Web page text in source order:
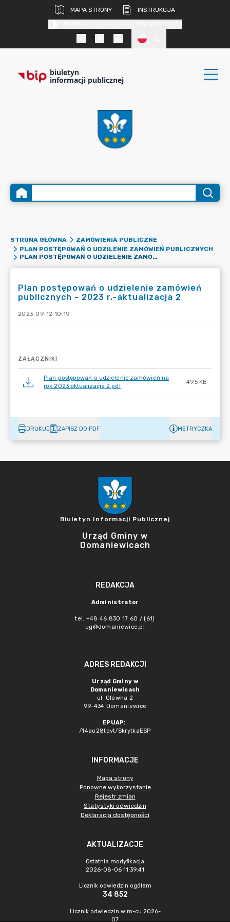
MAPA STRONY
INSTRUKCJA
biuletyn
informacji publicznej
STRONA GŁÓWNA
ZAMÓWIENIA PUBLICZNE
PLAN POSTĘPOWAŃ O UDZILENIE ZAMÓWIEŃ PUBLICZNYCH
PLAN POSTĘPOWAŃ O UDZIELENIE ZAMÓWIEŃ PUBLICZNYCH - 2023 R.-AKTUALIZACJA 2
Plan postępowań o udzielenie zamówień
publicznych - 2023 r.-aktualizacja 2
2023-09-12 10:19
ZAŁĄCZNIKI
Plan postępowań o udzielenie zamówień na
rok 2023 aktualizacja 2.pdf
49.5 KB
DRUKUJ ZAPISZ DO PDF METRYCZKA
Biuletyn Informacji Publicznej
Urząd Gminy w
Domaniewicach
REDAKCJA
Administrator
tel. +48 46 830 17 60 / (61)
ug@domaniewice.pl
ADRES REDAKCJI
Urząd Gminy w
Domaniewicach
ul. Główna 2
99-434 Domaniewice
EPUAP:
/14ao28tqvt/SkrytkaESP
INFORMACJE
Mapa strony
Ponowne wykorzystanie
Rejestr zmian
Statystyki odwiedzin
Deklaracja dostępności
AKTUALIZACJE
Ostatnia modyfikacja
2026-08-06 11:39:41
Licznik odwiedzin ogółem
34 852
Licznik odwiedzin w m-cu 2026-
07